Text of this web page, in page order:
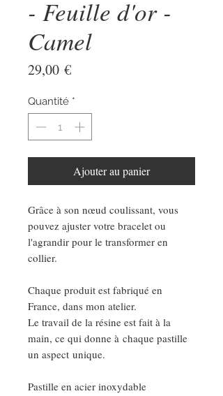
- Feuille d'or -
Camel
29,00 €Prix
Quantité *
Ajouter au panier
Grâce à son nœud coulissant, vous
pouvez ajuster votre bracelet ou
l'agrandir pour le transformer en
collier.
Chaque produit est fabriqué en
France, dans mon atelier.
Le travail de la résine est fait à la
main, ce qui donne à chaque pastille
un aspect unique.
Pastille en acier inoxydable